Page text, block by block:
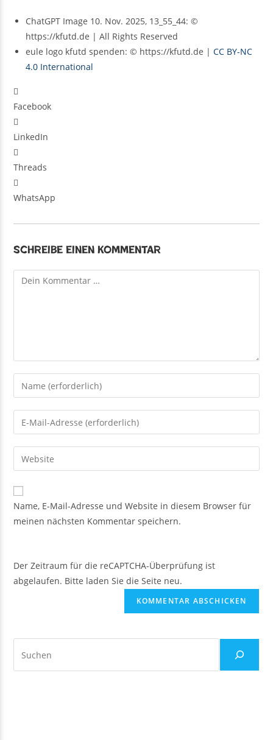
ChatGPT Image 10. Nov. 2025, 13_55_44: ©
https://kfutd.de | All Rights Reserved
eule logo kfutd spenden: © https://kfutd.de |CC BY-NC
4.0 International
Facebook
LinkedIn
Threads
WhatsApp
Schreibe einen Kommentar
Kommentar
Gib
deinen
Namen
oder
zum
Kommentieren
ein
Gib
deine
E-
Mail-
zum
Kommentieren
ein
Gib
deine
Website-
URL
Name, E-Mail-Adresse und Website in diesem Browser für
meinen nächsten Kommentar speichern.
Der Zeitraum für die reCAPTCHA-Überprüfung ist
abgelaufen. Bitte laden Sie die Seite neu.